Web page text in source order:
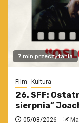
7 min przeczytania
Film Kultura
26. SFF:
sierpnia”
05/08/2026